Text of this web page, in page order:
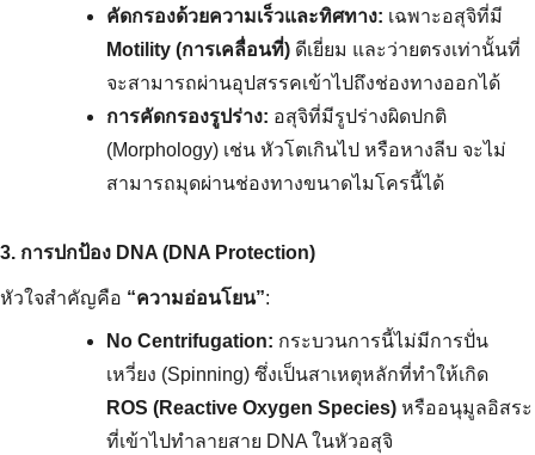
คัดกรองด้วยความเร็วและทิศทาง:
Motility (การเคลื่อนที่) ดีเยี่ยม และว่ายตรงเท่านั้นที่
จะสามารถผ่านอุปสรรคเข้าไปถึงช่องทางออกได้
การคัดกรองรูปร่าง: อสุจิที่มีรูปร่างผิดปกติ
(Morphology) เช่น หัวโตเกินไป หรือหางลีบ จะไม่
สามารถมุดผ่านช่องทางขนาดไมโครนี้ได้
3. การปกป้อง DNA (DNA Protection)
หัวใจสำคัญคือ “ความอ่อนโยน”:
No Centrifugation: กระบวนการนี้ไม่มีการปั่น
ROS (Reactive Oxygen Species) หรืออนุมูลอิสระ
ที่เข้าไปทำลายสาย DNA ในหัวอสุจิ